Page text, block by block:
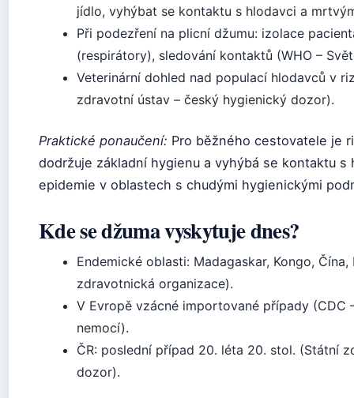
jídlo, vyhýbat se kontaktu s hlodavci a
Při podezření na plicní džumu: izolace
(respirátory), sledování kontaktů (WHO –
Veterinární dohled nad populací hlodavců v
zdravotní ústav – český hygienický dozor).
Praktické ponaučení: Pro běžného cestovatele je
dodržuje základní hygienu a vyhýbá se kontaktu s
epidemie v oblastech s chudými hygienickými
Kde se džuma vyskytuje dnes?
Endemické oblasti: Madagaskar, Kongo,
zdravotnická organizace).
V Evropě vzácné importované případy (CDC
nemocí).
ČR: poslední případ 20. léta 20. stol. (Státní
dozor).